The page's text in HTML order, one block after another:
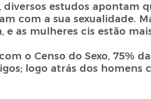
diversos estudos apontam
com a sua sexualidade.
e as mulheres cis estão
o Censo do Sexo, 75%
logo atrás dos homens